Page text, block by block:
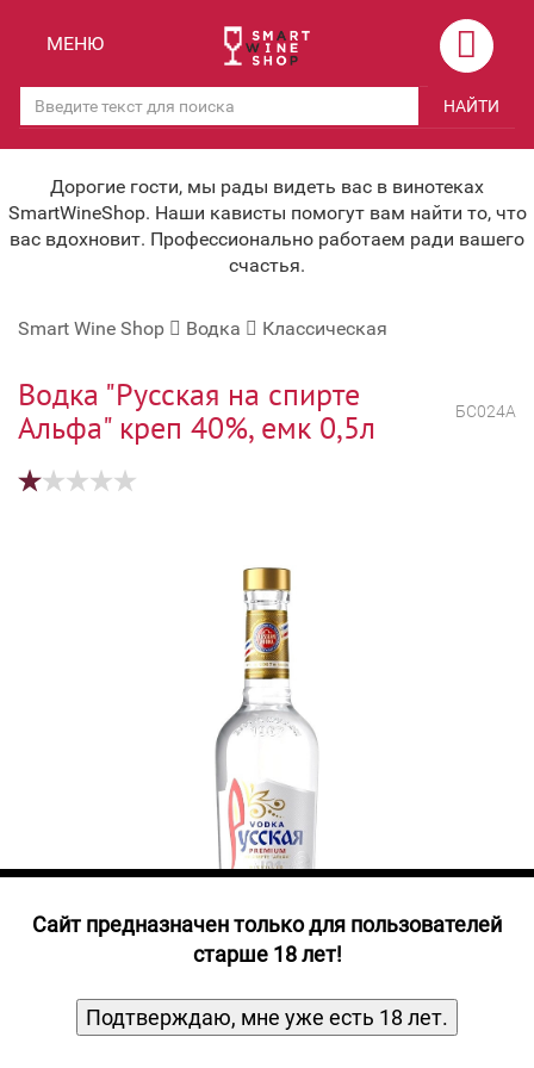
Скидки
Мероприятия
Корпоративным клиентам
Под заказ
Бонусная система
Наша команда
关于我们
Вино крепленое
Вино игристое и Шампанское
Вино безалкогольное
Бренди, Коньяк, Арманьяк
Виски и Бурбон
Пиво и слабоалк. напитки
Ликер
Продукты, Посуда, Аксессуары
МЕНЮ
НАЙТИ
Дорогие гости, мы рады видеть вас в винотеках
SmartWineShop. Наши кависты помогут вам найти то, что
вас вдохновит. Профессионально работаем ради вашего
счастья.
Smart Wine Shop Водка Классическая
Водка "Русская на спирте
Альфа" креп 40%, емк 0,5л
БС024А
Cайт предназначен только для пользователей
старше 18 лет!
Подтверждаю, мне уже есть 18 лет.